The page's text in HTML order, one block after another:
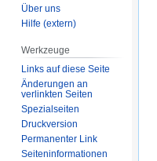
Über uns
Hilfe (extern)
Werkzeuge
Links auf diese Seite
Änderungen an
verlinkten Seiten
Spezialseiten
Druckversion
Permanenter Link
Seiten­informationen